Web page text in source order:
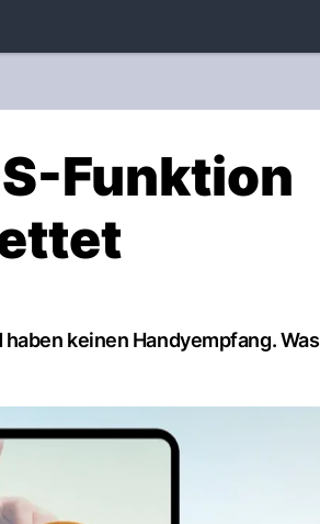
Funktion
keinen Handyempfang. Was